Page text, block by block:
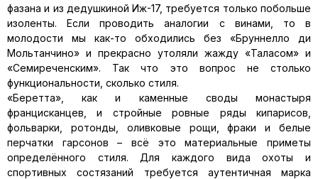
фазана и из дедушкиной Иж-17, требуется только побольше
изоленты. Если проводить аналогии с винами, то в
молодости мы как-то обходились без «Бруннелло ди
Мольтанчино» и прекрасно утоляли жажду «Таласом» и
«Семиреченским». Так что это вопрос не столько
функциональности, сколько стиля.
«Беретта», как и каменные своды монастыря
францисканцев, и стройные ровные ряды кипарисов,
фольварки, ротонды, оливковые рощи, фраки и белые
перчатки гарсонов – всё это материальные приметы
определённого стиля. Для каждого вида охоты и
спортивных состязаний требуется аутентичная марка